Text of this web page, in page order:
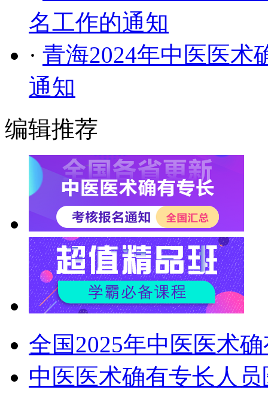
名工作的通知
· 青海2024年中医医术
通知
编辑推荐
全国2025年中医医术
中医医术确有专长人